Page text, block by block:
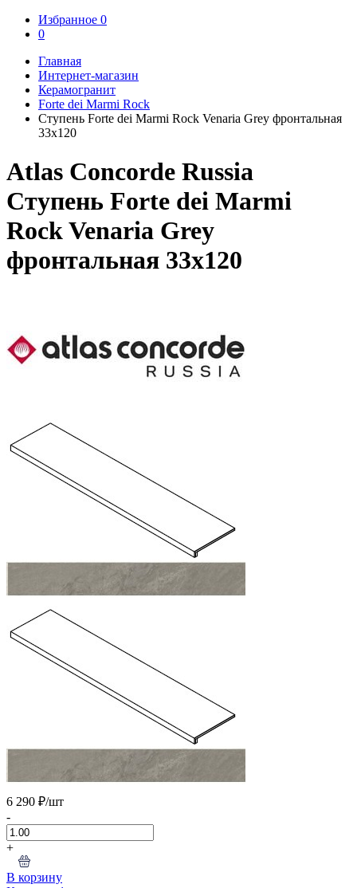
Избранное 0
0
Главная
Интернет-магазин
Керамогранит
Forte dei Marmi Rock
Ступень Forte dei Marmi Rock Venaria Grey фронтальная
33x120
Atlas Concorde Russia
Ступень Forte dei Marmi
Rock Venaria Grey
фронтальная 33x120
6 290 ₽/шт
-
+
В корзину